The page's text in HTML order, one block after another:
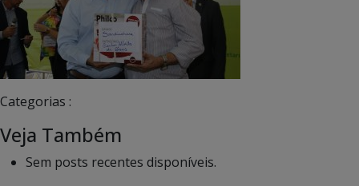
Categorias :
Veja Também
Sem posts recentes disponíveis.